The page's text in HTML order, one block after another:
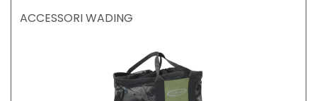
ACCESSORI WADING